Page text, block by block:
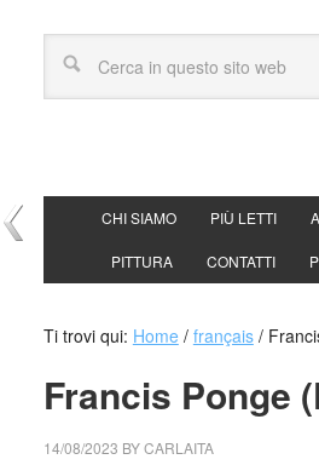
CHI SIAMO PIÙ LETTI
PITTURA CONTATTI
Ti trovi qui: Home / français /
Francis Ponge
14/08/2023 BYCARLAITA